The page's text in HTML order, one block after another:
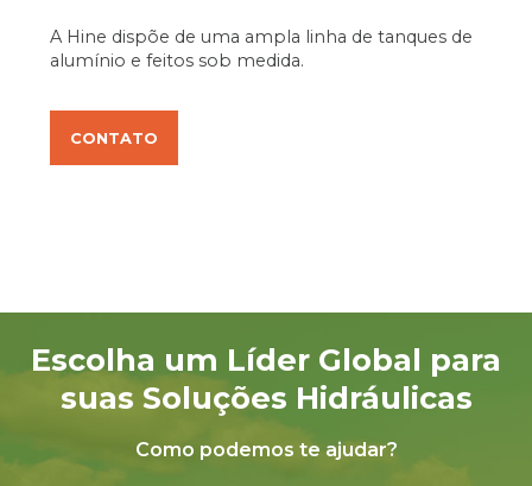
A Hine dispõe de uma ampla linha de tanques de
alumínio e feitos sob medida.
CONTATO
Escolha um Líder Global para
suas Soluções Hidráulicas
Como podemos te ajudar?